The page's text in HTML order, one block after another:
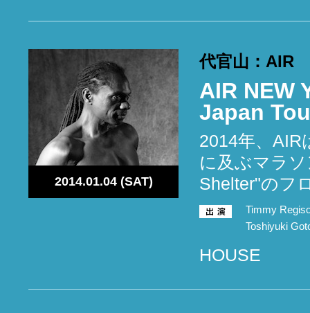
2014.01.04 (SAT)
代官山：AIR
AIR NEW
Japan
2014年、AIR
に及ぶマラ
Shelter"のフ
Timmy
Toshiyuki
HOUSE